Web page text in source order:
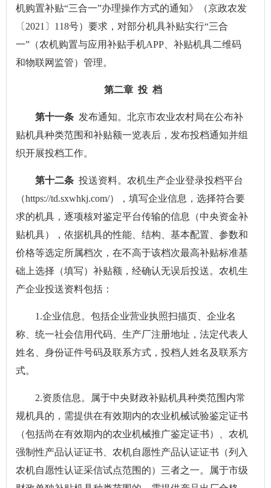
机购置补贴“三合一”办理操作方式的通知》（京政农发
〔2021〕118号）要求，对部分机具补贴实行“三合
一”（农机购置与应用补贴手机APP、补贴机具二维码
和物联网监管）管理。
第二章 投 档
第十一条 发布通知。北京市农业农村局在公布补
贴机具种类范围和补贴额一览表后，发布投档通知并组
织开展投档工作。
第十二条 投送资料。农机生产企业登录投档平台
（https://td.sxwhkj.com/），填写企业信息，选择符合要
求的机具，逐项核对鉴定平台传输的信息（中央资金补
贴机具），依据机具的性能、结构、基本配置、参数和
价格等选定所属档次，在不高于该档次最高补贴标准基
础上选择（填写）补贴额，经确认无误后投送。农机生
产企业投送资料包括：
1.企业信息。包括企业营业执照扫描页、企业名
称、统一社会信用代码、生产厂注册地址，法定代表人
姓名、身份证件号码及联系方式，投档人姓名及联系方
式。
2.资质信息。属于中央财政补贴机具种类范围内常
规机具的，需提供在有效期内的农业机械试验鉴定证书
（包括尚在有效期内的农业机械推广鉴定证书）、农机
强制性产品认证证书、农机自愿性产品认证证书（列入
农机自愿性认证采信试点范围的）三者之一。属于市级